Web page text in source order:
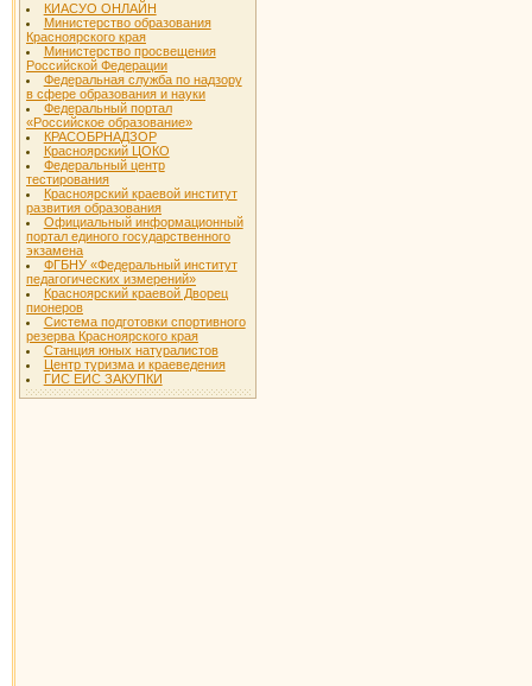
КИАСУО ОНЛАЙН
Министерство образования
Красноярского края
Министерство просвещения
Российской Федерации
Федеральная служба по надзору
в сфере образования и науки
Федеральный портал
«Российское образование»
КРАСОБРНАДЗОР
Красноярский ЦОКО
Федеральный центр
тестирования
Красноярский краевой институт
развития образования
Официальный информационный
портал единого государственного
экзамена
ФГБНУ «Федеральный институт
педагогических измерений»
Красноярский краевой Дворец
пионеров
Система подготовки спортивного
резерва Красноярского края
Станция юных натуралистов
Центр туризма и краеведения
ГИС ЕИС ЗАКУПКИ